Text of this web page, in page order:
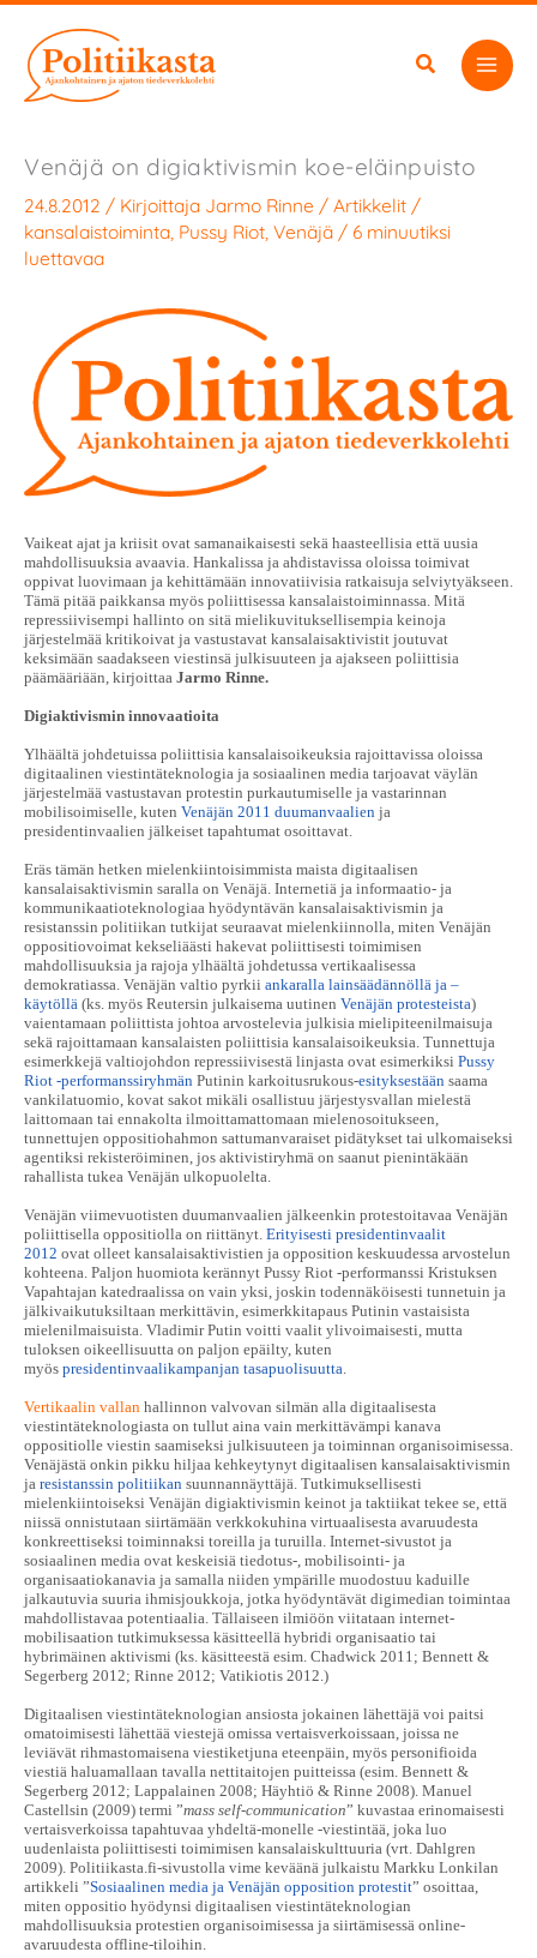
sisältöön
Venäjä on digiaktivismin koe-eläinpuisto
24.8.2012 / Kirjoittaja Jarmo Rinne / Artikkelit /
kansalaistoiminta Pussy Riot Venäjä / 6 minuutiksi
luettavaa
Vaikeat ajat ja kriisit ovat samanaikaisesti sekä haasteellisia että uusia
mahdollisuuksia avaavia. Hankalissa ja ahdistavissa oloissa toimivat
oppivat luovimaan ja kehittämään innovatiivisia ratkaisuja selviytyäkseen.
Tämä pitää paikkansa myös poliittisessa kansalaistoiminnassa. Mitä
repressiivisempi hallinto on sitä mielikuvituksellisempia keinoja
järjestelmää kritikoivat ja vastustavat kansalaisaktivistit joutuvat
keksimään saadakseen viestinsä julkisuuteen ja ajakseen poliittisia
päämääriään, kirjoittaa Jarmo Rinne.
Digiaktivismin innovaatioita
Ylhäältä johdetuissa poliittisia kansalaisoikeuksia rajoittavissa oloissa
digitaalinen viestintäteknologia ja sosiaalinen media tarjoavat väylän
järjestelmää vastustavan protestin purkautumiselle ja vastarinnan
mobilisoimiselle, kuten Venäjän 2011 duumanvaalien ja
presidentinvaalien jälkeiset tapahtumat osoittavat.
Eräs tämän hetken mielenkiintoisimmista maista digitaalisen
kansalaisaktivismin saralla on Venäjä. Internetiä ja informaatio- ja
kommunikaatioteknologiaa hyödyntävän kansalaisaktivismin ja
resistanssin politiikan tutkijat seuraavat mielenkiinnolla, miten Venäjän
oppositiovoimat kekseliäästi hakevat poliittisesti toimimisen
mahdollisuuksia ja rajoja ylhäältä johdetussa vertikaalisessa
demokratiassa. Venäjän valtio pyrkii ankaralla lainsäädännöllä ja –
käytöllä (ks. myös Reutersin julkaisema uutinen Venäjän protesteista)
vaientamaan poliittista johtoa arvostelevia julkisia mielipiteenilmaisuja
sekä rajoittamaan kansalaisten poliittisia kansalaisoikeuksia. Tunnettuja
esimerkkejä valtiojohdon repressiivisestä linjasta ovat esimerkiksi Pussy
Riot -performanssiryhmän Putinin karkoitusrukous-esityksestään saama
vankilatuomio, kovat sakot mikäli osallistuu järjestysvallan mielestä
laittomaan tai ennakolta ilmoittamattomaan mielenosoitukseen,
tunnettujen oppositiohahmon sattumanvaraiset pidätykset tai ulkomaiseksi
agentiksi rekisteröiminen, jos aktivistiryhmä on saanut pienintäkään
rahallista tukea Venäjän ulkopuolelta.
Venäjän viimevuotisten duumanvaalien jälkeenkin protestoitavaa Venäjän
poliittisella oppositiolla on riittänyt. Erityisesti presidentinvaalit
2012 ovat olleet kansalaisaktivistien ja opposition keskuudessa arvostelun
kohteena. Paljon huomiota kerännyt Pussy Riot -performanssi Kristuksen
Vapahtajan katedraalissa on vain yksi, joskin todennäköisesti tunnetuin ja
jälkivaikutuksiltaan merkittävin, esimerkkitapaus Putinin vastaisista
mielenilmaisuista. Vladimir Putin voitti vaalit ylivoimaisesti, mutta
tuloksen oikeellisuutta on paljon epäilty, kuten
myös presidentinvaalikampanjan tasapuolisuutta
Vertikaalin vallan hallinnon valvovan silmän alla digitaalisesta
viestintäteknologiasta on tullut aina vain merkittävämpi kanava
oppositiolle viestin saamiseksi julkisuuteen ja toiminnan organisoimisessa.
Venäjästä onkin pikku hiljaa kehkeytynyt digitaalisen kansalaisaktivismin
ja resistanssin politiikan suunnannäyttäjä. Tutkimuksellisesti
mielenkiintoiseksi Venäjän digiaktivismin keinot ja taktiikat tekee se, että
niissä onnistutaan siirtämään verkkokuhina virtuaalisesta avaruudesta
konkreettiseksi toiminnaksi toreilla ja turuilla. Internet-sivustot ja
sosiaalinen media ovat keskeisiä tiedotus-, mobilisointi- ja
organisaatiokanavia ja samalla niiden ympärille muodostuu kaduille
jalkautuvia suuria ihmisjoukkoja, jotka hyödyntävät digimedian toimintaa
mahdollistavaa potentiaalia. Tällaiseen ilmiöön viitataan internet-
mobilisaation tutkimuksessa käsitteellä hybridi organisaatio tai
hybrimäinen aktivismi (ks. käsitteestä esim. Chadwick 2011; Bennett &
Segerberg 2012; Rinne 2012; Vatikiotis 2012.)
Digitaalisen viestintäteknologian ansiosta jokainen lähettäjä voi paitsi
omatoimisesti lähettää viestejä omissa vertaisverkoissaan, joissa ne
leviävät rihmastomaisena viestiketjuna eteenpäin, myös personifioida
viestiä haluamallaan tavalla nettitaitojen puitteissa (esim. Bennett &
Segerberg 2012; Lappalainen 2008; Häyhtiö & Rinne 2008). Manuel
Castellsin (2009) termi ”mass self-communication” kuvastaa erinomaisesti
vertaisverkoissa tapahtuvaa yhdeltä-monelle -viestintää, joka luo
uudenlaista poliittisesti toimimisen kansalaiskulttuuria (vrt. Dahlgren
2009). Politiikasta.fi-sivustolla vime keväänä julkaistu Markku Lonkilan
artikkeli ”Sosiaalinen media ja Venäjän opposition protestit” osoittaa,
miten oppositio hyödynsi digitaalisen viestintäteknologian
mahdollisuuksia protestien organisoimisessa ja siirtämisessä online-
avaruudesta offline-tiloihin.